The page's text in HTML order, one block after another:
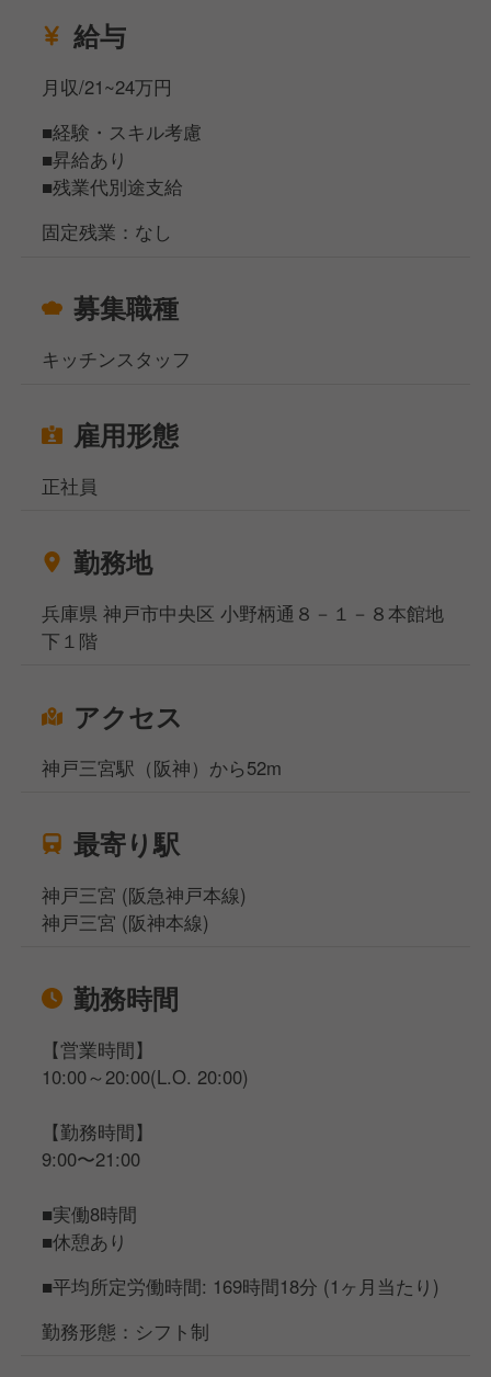
が、「心と味でおもてなし」の理念のもと、心を込め
とんかつ、その他の料理も含めての仕込みから盛り付
けまでの調理をお任せします。
注文を受けてから調理をしていきますが、セントラル
キッチンを活用しているため、そこまで複雑なオペレ
やる気のある方には店長へのキャリアアップも可能！
舗運営やマネジメントスキルを身につけ、ステップア
ップをめざせます。
また、私たちはあなたらしいキャリアを歩んで欲しい
ので、決して「社員だから店長になって欲しい」とい
このお店でずっと働いていたい、ライフスタイルが変
わったから時短勤務がいいなどなど、できる限りあな
たに合わせた働き方を提供いたします。
少しでもご興味がありましたら、ぜひご応募くださ
給与
月収/21~24万円
■経験・スキル考慮
■昇給あり
■残業代別途支給
固定残業：なし
募集職種
キッチンスタッフ
雇用形態
正社員
勤務地
兵庫県 神戸市中央区 小野柄通８－１－８本館地
下１階
アクセス
神戸三宮駅（阪神）から52m
最寄り駅
神戸三宮 (阪急神戸本線)
神戸三宮 (阪神本線)
勤務時間
【営業時間】
10:00～20:00(L.O. 20:00)
【勤務時間】
9:00〜21:00
■実働8時間
■休憩あり
■平均所定労働時間: 169時間18分 (1ヶ月当たり)
勤務形態：シフト制